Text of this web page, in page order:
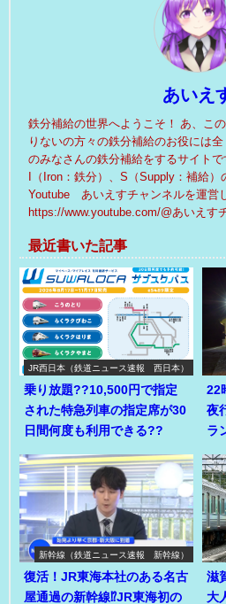
あいえ
鉄分補給の世界へようこそ！ あ、こ
りないの方々の鉄分補給のお役には
のみなさんの鉄分補給をするサイトで
I（Iron：鉄分）、S（Supply：補給）
Youtube あいえすチャンネルを運営
https://www.youtube.com/@あいえす
最近書いた記事
JR西日本（鉄道ニュース速報 西日本）
乗り放題??10,500円で指定
された特急列車の指定席が30
日間何度も利用できる??
22
夜
ラ
新幹線（鉄道ニュース速報 新幹線）
復活！JR東海本社のある名古
屋通過の新幹線⁉JR東海初の
滋
大